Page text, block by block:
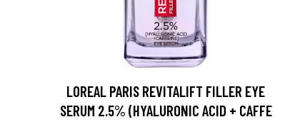
LOREAL PARIS REVITALIFT FILLER EYE
SERUM 2.5% (HYALURONIC ACID + CAFFE